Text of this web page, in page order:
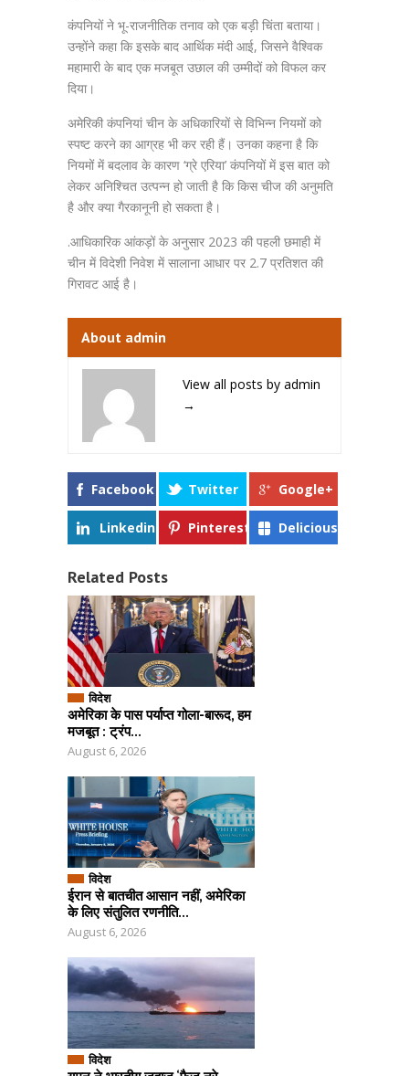
कंपनियों ने भू-राजनीतिक तनाव को एक बड़ी चिंता बताया।
उन्होंने कहा कि इसके बाद आर्थिक मंदी आई, जिसने वैश्विक
महामारी के बाद एक मजबूत उछाल की उम्मीदों को विफल कर
दिया।
अमेरिकी कंपनियां चीन के अधिकारियों से विभिन्न नियमों को
स्पष्ट करने का आग्रह भी कर रही हैं। उनका कहना है कि
नियमों में बदलाव के कारण ‘ग्रे एरिया’ कंपनियों में इस बात को
लेकर अनिश्चित उत्पन्न हो जाती है कि किस चीज की अनुमति
है और क्या गैरकानूनी हो सकता है।
.आधिकारिक आंकड़ों के अनुसार 2023 की पहली छमाही में
चीन में विदेशी निवेश में सालाना आधार पर 2.7 प्रतिशत की
गिरावट आई है।
About admin
View all posts by admin
→
Facebook Twitter Google+
Linkedin Pinterest Delicious
Related Posts
विदेश
अमेरिका के पास पर्याप्त गोला-बारूद, हम
मजबूत : ट्रंप...
August 6, 2026
विदेश
ईरान से बातचीत आसान नहीं, अमेरिका
के लिए संतुलित रणनीति...
August 6, 2026
विदेश